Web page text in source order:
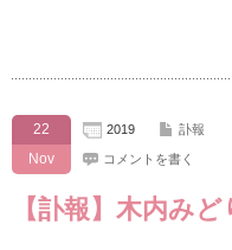
22
Nov
2019 訃報
コメントを書く
【訃報】木内み